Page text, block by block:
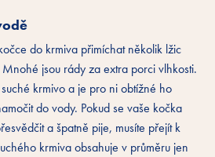
do krmiva přimíchat několik lžic
jsou rády za extra porci vlhkosti.
krmivo a je pro ni obtížné ho
do vody. Pokud se vaše kočka
a špatně pije, musíte přejít k
krmiva obsahuje v průměru jen